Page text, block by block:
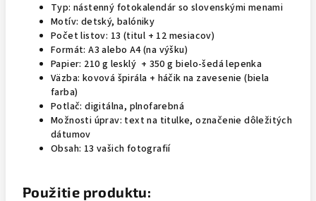
Typ: nástenný fotokalendár so slovenskými menami
Motív: detský, balóniky
Počet listov: 13 (titul + 12 mesiacov)
Formát: A3 alebo A4 (na výšku)
Papier: 210 g lesklý + 350 g bielo-šedá lepenka
Väzba: kovová špirála + háčik na zavesenie (biela
farba)
Potlač: digitálna, plnofarebná
Možnosti úprav: text na titulke, označenie dôležitých
dátumov
Obsah: 13 vašich fotografií
Použitie produktu: